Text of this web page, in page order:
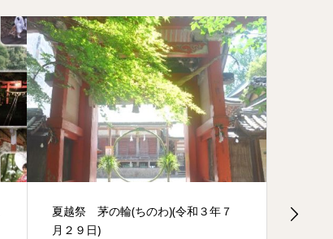
夏越祭 茅の輪(ちのわ)(令和３年７
月２９日)
第7回